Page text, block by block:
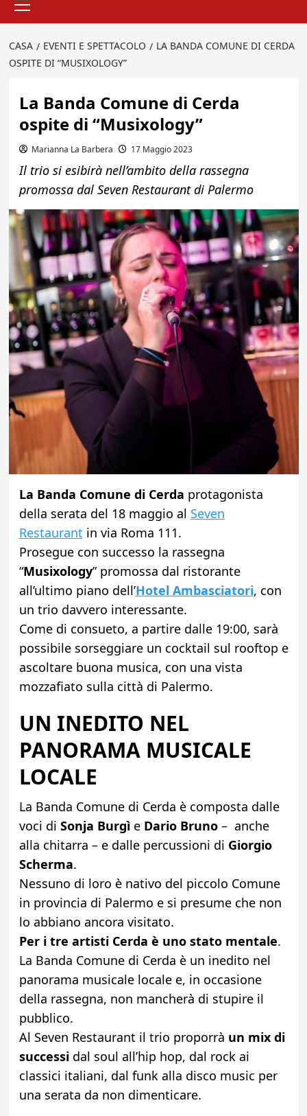
principale
CASA EVENTI E SPETTACOLO
LA BANDA COMUNE DI CERDA
OSPITE DI “MUSIXOLOGY”
La Banda Comune di Cerda
ospite di “Musixology”
Marianna La Barbera 17 Maggio 2023
Il trio si esibirà nell’ambito della rassegna
promossa dal Seven Restaurant di Palermo
La Banda Comune di Cerda protagonista
della serata del 18 maggio al Seven
Restaurant in via Roma 111.
Prosegue con successo la rassegna
“Musixology” promossa dal ristorante
all’ultimo piano dell’Hotel Ambasciatori, con
un trio davvero interessante.
Come di consueto, a partire dalle 19:00, sarà
possibile sorseggiare un cocktail sul rooftop e
ascoltare buona musica, con una vista
mozzafiato sulla città di Palermo.
UN INEDITO NEL
PANORAMA MUSICALE
LOCALE
La Banda Comune di Cerda è composta dalle
voci di Sonja Burgìe Dario Bruno– anche
alla chitarra – e dalle percussioni di Giorgio
Scherma.
Nessuno di loro è nativo del piccolo Comune
in provincia di Palermo e si presume che non
lo abbiano ancora visitato.
Per i tre artisti Cerda è uno stato mentale.
La Banda Comune di Cerda è un inedito nel
panorama musicale locale e, in occasione
della rassegna, non mancherà di stupire il
pubblico.
Al Seven Restaurant il trio proporrà un mix di
successidal soul all’hip hop, dal rock ai
classici italiani, dal funk alla disco music per
una serata da non dimenticare.